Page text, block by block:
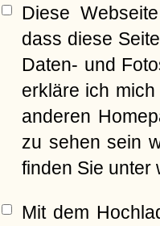
Diese
dass diese
Daten- und
erkläre ich
anderen
zu sehen sein
finden Sie unter
Mit dem